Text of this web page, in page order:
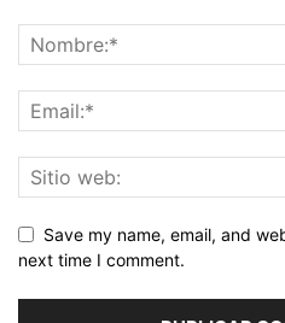
Save my name, email, and
next time I comment.